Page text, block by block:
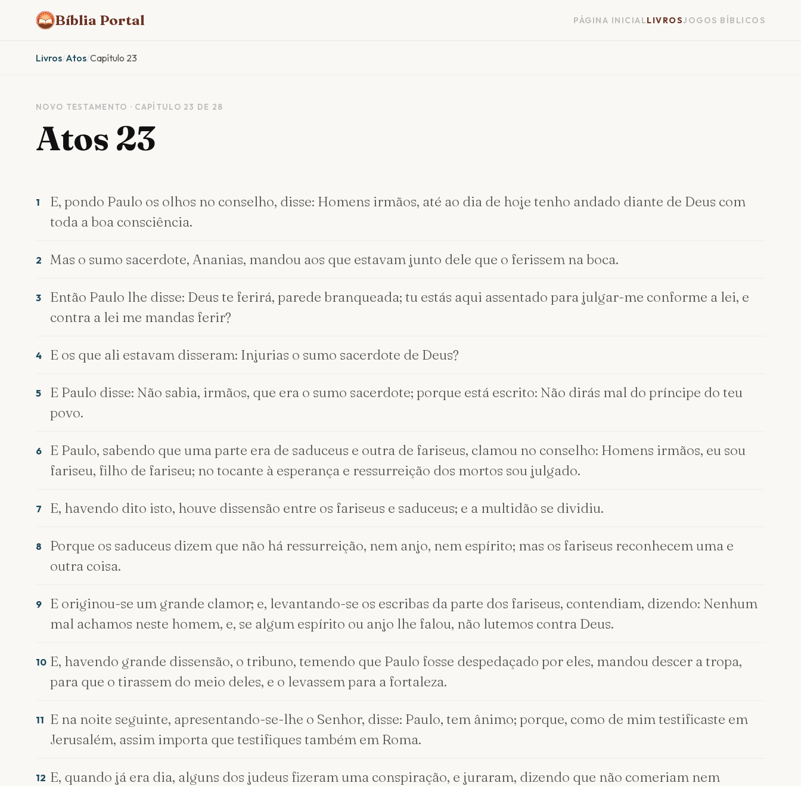
Bíblia Portal PÁGINA INICIALLIVROSJOGOS BÍBLICOS
Livros/Atos/Capítulo 23
NOVO TESTAMENTO · CAPÍTULO 23 DE 28
Atos 23
1
E, pondo Paulo os olhos no conselho, disse: Homens irmãos, até ao dia de hoje tenho andado diante de Deus com
toda a boa consciência.
2 Mas o sumo sacerdote, Ananias, mandou aos que estavam junto dele que o ferissem na boca.
3
Então Paulo lhe disse: Deus te ferirá, parede branqueada; tu estás aqui assentado para julgar-me conforme a lei, e
contra a lei me mandas ferir?
4 E os que ali estavam disseram: Injurias o sumo sacerdote de Deus?
5
E Paulo disse: Não sabia, irmãos, que era o sumo sacerdote; porque está escrito: Não dirás mal do príncipe do teu
povo.
6
E Paulo, sabendo que uma parte era de saduceus e outra de fariseus, clamou no conselho: Homens irmãos, eu sou
fariseu, filho de fariseu; no tocante à esperança e ressurreição dos mortos sou julgado.
7 E, havendo dito isto, houve dissensão entre os fariseus e saduceus; e a multidão se dividiu.
8
Porque os saduceus dizem que não há ressurreição, nem anjo, nem espírito; mas os fariseus reconhecem uma e
outra coisa.
9
E originou-se um grande clamor; e, levantando-se os escribas da parte dos fariseus, contendiam, dizendo: Nenhum
mal achamos neste homem, e, se algum espírito ou anjo lhe falou, não lutemos contra Deus.
10 E, havendo grande dissensão, o tribuno, temendo que Paulo fosse despedaçado por eles, mandou descer a tropa,
para que o tirassem do meio deles, e o levassem para a fortaleza.
11 E na noite seguinte, apresentando-se-lhe o Senhor, disse: Paulo, tem ânimo; porque, como de mim testificaste em
Jerusalém, assim importa que testifiques também em Roma.
12 E, quando já era dia, alguns dos judeus fizeram uma conspiração, e juraram, dizendo que não comeriam nem